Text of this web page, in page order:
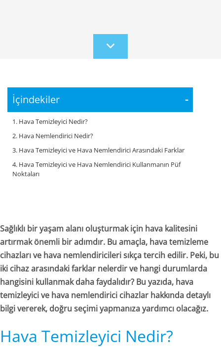
Scroll
to
İçindekiler -
1. Hava Temizleyici Nedir?
2. Hava Nemlendirici Nedir?
3. Hava Temizleyici ve Hava Nemlendirici Arasındaki Farklar
4. Hava Temizleyici ve Hava Nemlendirici Kullanmanın Püf
Noktaları
Sağlıklı bir yaşam alanı oluşturmak için hava kalitesini
artırmak önemli bir adımdır. Bu amaçla, hava temizleme
cihazları ve hava nemlendiricileri sıkça tercih edilir. Peki, bu
iki cihaz arasındaki farklar nelerdir ve hangi durumlarda
hangisini kullanmak daha faydalıdır? Bu yazıda, hava
temizleyici ve hava nemlendirici cihazlar hakkında detaylı
bilgi vererek, doğru seçimi yapmanıza yardımcı olacağız.
Hava Temizleyici Nedir?